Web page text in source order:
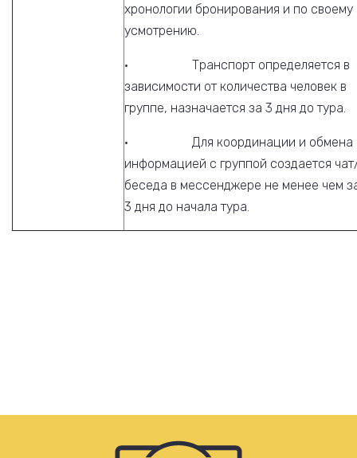
хронологии бронирования и по своему
усмотрению.
· Транспорт определяется в
зависимости от количества человек в
группе, назначается за 3 дня до тура.
· Для координации и обмена
информацией с группой создается
беседа в мессенджере не менее чем
3 дня до начала тура.